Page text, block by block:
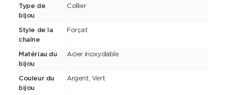
Type de
bijou
Collier
Style de la
chaîne
Forçat
Matériau du
bijou
Acier inoxydable
Couleur du
bijou
Argent, Vert